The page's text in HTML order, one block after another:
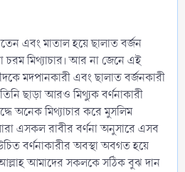
এবং মাতাল হয়ে ছালাত বর্জন
চরম মিথ্যাচার। আর না জেনে এই
মদপানকারী এবং ছালাত বর্জনকারী
ছাড়া আরও মিথ্যুক বর্ণনাকারী
অনেক মিথ্যাচার করে মুসলিম
এসকল রাবীর বর্ণনা অনুসারে এসব
বর্ণনাকারীর অবস্থা অবগত হয়ে
আল্লাহ আমাদের সকলকে সঠিক বুঝ দান